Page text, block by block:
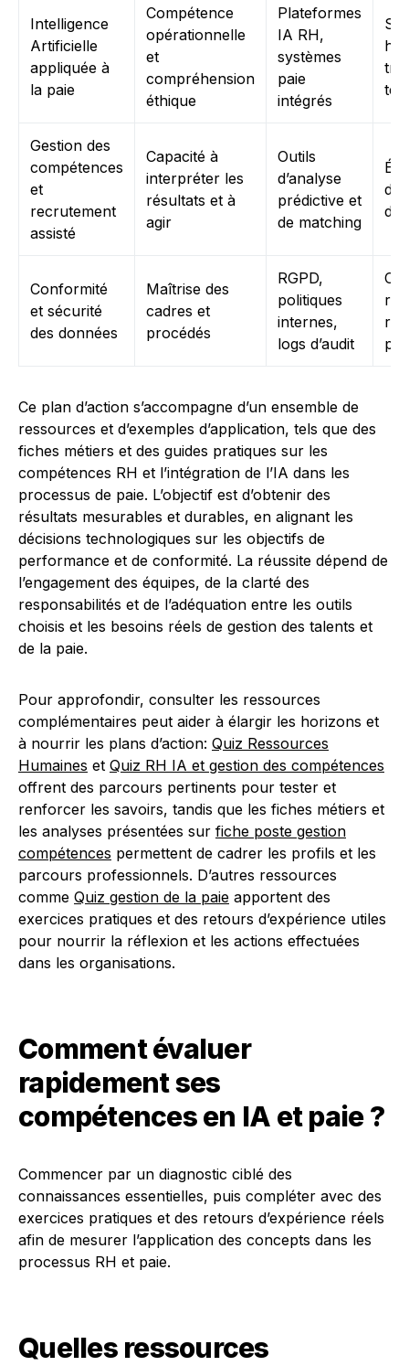
Intelligence
Artificielle
appliquée à
la paie
Compétence
opérationnelle
et
compréhension
éthique
Plateformes
IA RH,
systèmes
paie
intégrés
Gestion des
compétences
et
recrutement
assisté
Capacité à
interpréter les
résultats et à
agir
Outils
d’analyse
prédictive et
de matching
Conformité
et sécurité
des données
Maîtrise des
cadres et
procédés
RGPD,
politiques
internes,
logs d’audit
Ce plan d’action s’accompagne d’un ensemble de
ressources et d’exemples d’application, tels que des
fiches métiers et des guides pratiques sur les
compétences RH et l’intégration de l’IA dans les
processus de paie. L’objectif est d’obtenir des
résultats mesurables et durables, en alignant les
décisions technologiques sur les objectifs de
performance et de conformité. La réussite dépend de
l’engagement des équipes, de la clarté des
responsabilités et de l’adéquation entre les outils
choisis et les besoins réels de gestion des talents et
de la paie.
Pour approfondir, consulter les ressources
complémentaires peut aider à élargir les horizons et
à nourrir les plans d’action: Quiz Ressources
Humaines et Quiz RH IA et gestion des compétences
offrent des parcours pertinents pour tester et
renforcer les savoirs, tandis que les fiches métiers et
les analyses présentées sur fiche poste gestion
compétences permettent de cadrer les profils et les
parcours professionnels. D’autres ressources
comme Quiz gestion de la paie apportent des
exercices pratiques et des retours d’expérience utiles
pour nourrir la réflexion et les actions effectuées
dans les organisations.
Comment évaluer
rapidement ses
compétences en IA et paie ?
Commencer par un diagnostic ciblé des
connaissances essentielles, puis compléter avec des
exercices pratiques et des retours d’expérience réels
afin de mesurer l’application des concepts dans les
processus RH et paie.
Quelles ressources